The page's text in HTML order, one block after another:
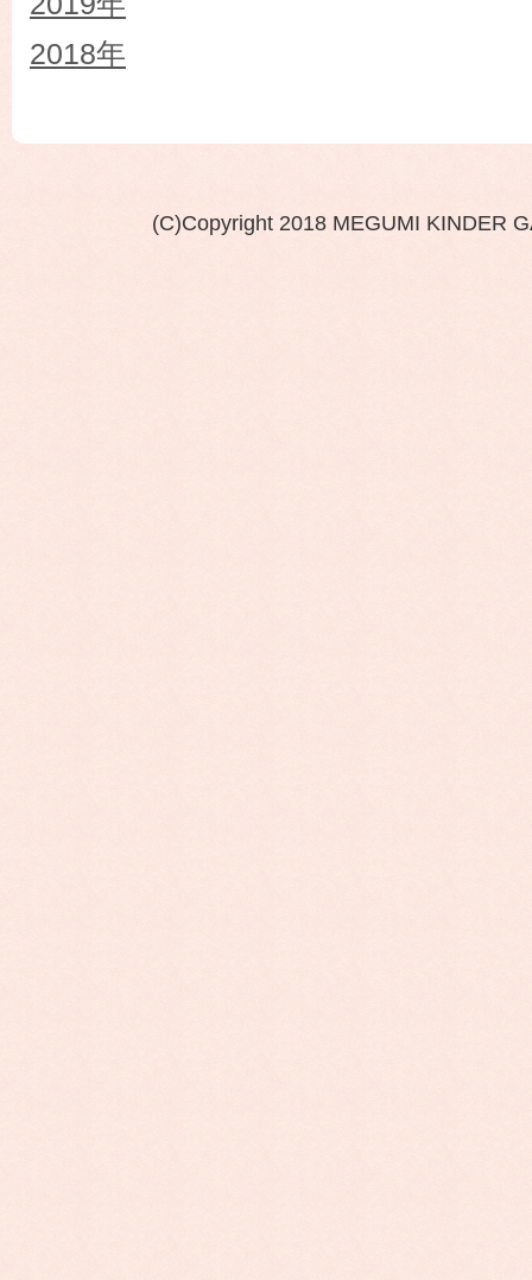
2018年
(C)Copyright 2018 MEGUMI KINDER